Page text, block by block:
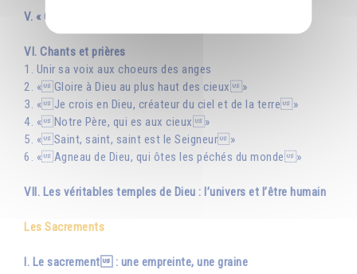
V. « Ceci est mon corps… Ceci est mon sang »
VI. Chants et prières
1. Unir sa voix aux choeurs des anges
2. «Gloire à Dieu au plus haut des cieux»
3. «Je crois en Dieu, créateur du ciel et de la terre»
4. «Notre Père, qui es aux cieux»
5. «Saint, saint, saint est le Seigneur»
6. «Agneau de Dieu, qui ôtes les péchés du monde»
VII. Les véritables temples de Dieu : l’univers et l’être humain
Les Sacrements
I. Le sacrement : une empreinte, une graine